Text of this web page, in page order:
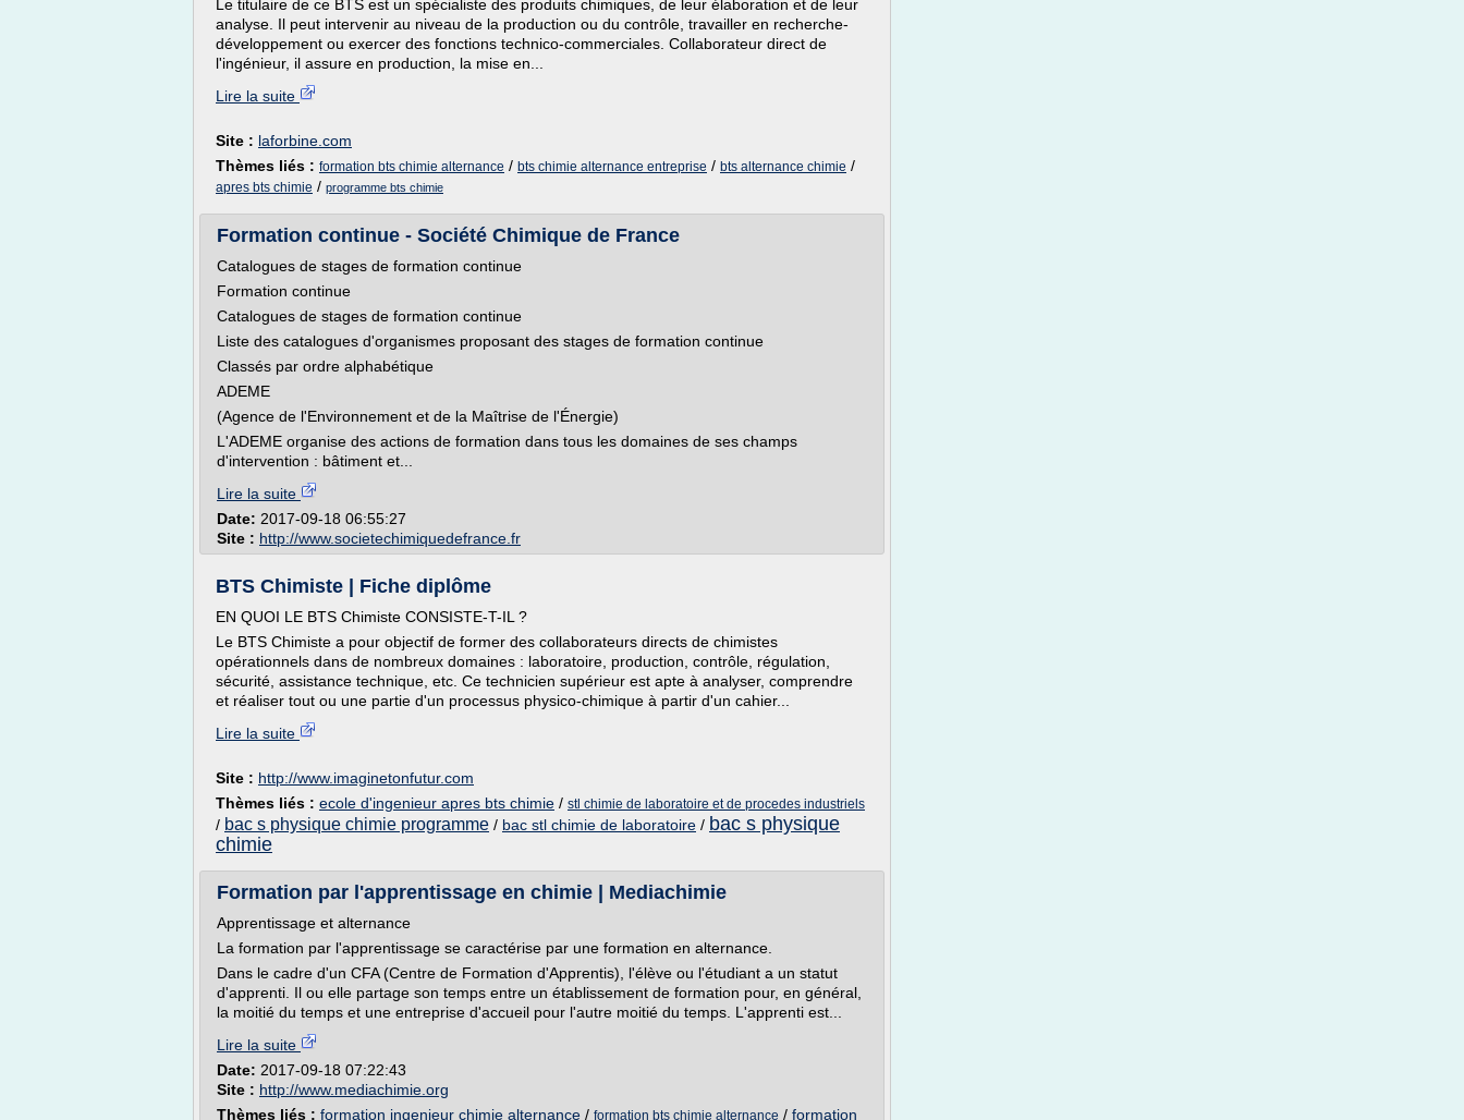
Le titulaire de ce BTS est un spécialiste des produits chimiques, de leur élaboration et de leur
analyse. Il peut intervenir au niveau de la production ou du contrôle, travailler en recherche-
développement ou exercer des fonctions technico-commerciales. Collaborateur direct de
l'ingénieur, il assure en production, la mise en...
Lire la suite
Site : laforbine.com
Thèmes liés : formation bts chimie alternance / bts chimie alternance entreprise / bts alternance chimie /
apres bts chimie / programme bts chimie
Formation continue - Société Chimique de France
Catalogues de stages de formation continue
Formation continue
Catalogues de stages de formation continue
Liste des catalogues d'organismes proposant des stages de formation continue
Classés par ordre alphabétique
ADEME
(Agence de l'Environnement et de la Maîtrise de l'Énergie)
L'ADEME organise des actions de formation dans tous les domaines de ses champs
d'intervention : bâtiment et...
Lire la suite
Date: 2017-09-18 06:55:27
Site : http://www.societechimiquedefrance.fr
BTS Chimiste | Fiche diplôme
EN QUOI LE BTS Chimiste CONSISTE-T-IL ?
Le BTS Chimiste a pour objectif de former des collaborateurs directs de chimistes
opérationnels dans de nombreux domaines : laboratoire, production, contrôle, régulation,
sécurité, assistance technique, etc. Ce technicien supérieur est apte à analyser, comprendre
et réaliser tout ou une partie d'un processus physico-chimique à partir d'un cahier...
Lire la suite
Site : http://www.imaginetonfutur.com
Thèmes liés : ecole d'ingenieur apres bts chimie / stl chimie de laboratoire et de procedes industriels
/ bac s physique chimie programme / bac stl chimie de laboratoire / bac s physique
chimie
Formation par l'apprentissage en chimie | Mediachimie
Apprentissage et alternance
La formation par l'apprentissage se caractérise par une formation en alternance.
Dans le cadre d'un CFA (Centre de Formation d'Apprentis), l'élève ou l'étudiant a un statut
d'apprenti. Il ou elle partage son temps entre un établissement de formation pour, en général,
la moitié du temps et une entreprise d'accueil pour l'autre moitié du temps. L'apprenti est...
Lire la suite
Date: 2017-09-18 07:22:43
Site : http://www.mediachimie.org
Thèmes liés : formation ingenieur chimie alternance / formation bts chimie alternance / formation